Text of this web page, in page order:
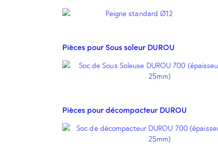
Pièces pour Sous soleur DUROU
Pièces pour décompacteur DUROU